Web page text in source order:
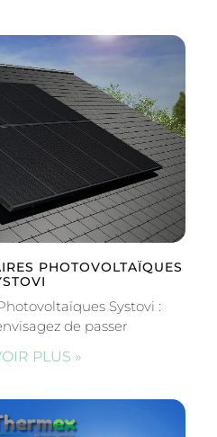
PHOTOVOLTAÏQUES
Systovi :
de passer
PLUS »